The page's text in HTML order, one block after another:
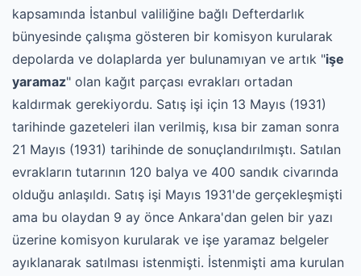
kapsamında İstanbul valiliğine bağlı Defterdarlık
bünyesinde çalışma gösteren bir komisyon kurularak
depolarda ve dolaplarda yer bulunamıyan ve artık "işe
yaramaz" olan kağıt parçası evrakları ortadan
kaldırmak gerekiyordu. Satış işi için 13 Mayıs (1931)
tarihinde gazeteleri ilan verilmiş, kısa bir zaman sonra
21 Mayıs (1931) tarihinde de sonuçlandırılmıştı. Satılan
evrakların tutarının 120 balya ve 400 sandık civarında
olduğu anlaşıldı. Satış işi Mayıs 1931'de gerçekleşmişti
ama bu olaydan 9 ay önce Ankara'dan gelen bir yazı
üzerine komisyon kurularak ve işe yaramaz belgeler
ayıklanarak satılması istenmişti. İstenmişti ama kurulan